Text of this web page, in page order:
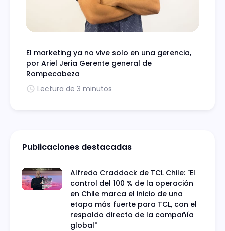
El marketing ya no vive solo en una gerencia,
por Ariel Jeria Gerente general de
Rompecabeza
Lectura de 3 minutos
Publicaciones destacadas
Alfredo Craddock de TCL Chile: "El
control del 100 % de la operación
en Chile marca el inicio de una
etapa más fuerte para TCL, con el
respaldo directo de la compañía
global"